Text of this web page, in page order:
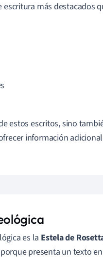
más destacados
estos escritos, sino
información
es la Estela de
presenta un texto